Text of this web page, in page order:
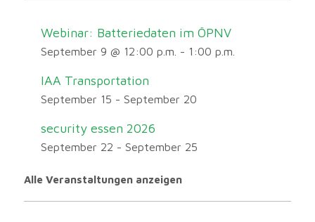
Webinar: Batteriedaten im ÖPNV
September 9 @ 12:00 p.m. - 1:00 p.m.
IAA Transportation
September 15 - September 20
security essen 2026
September 22 - September 25
Alle Veranstaltungen anzeigen